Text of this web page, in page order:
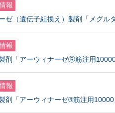
報
ゼ（遺伝子組換え）製剤「メグ
報
剤「アーウィナーゼⓇ筋注用
報
剤「アーウィナーゼ®筋注用